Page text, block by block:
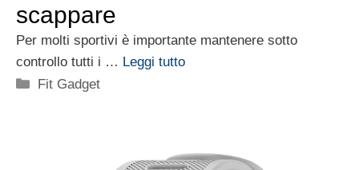
scappare
Per molti sportivi è importante mantenere sotto
controllo tutti i … Leggi tutto
Categorie
Fit Gadget